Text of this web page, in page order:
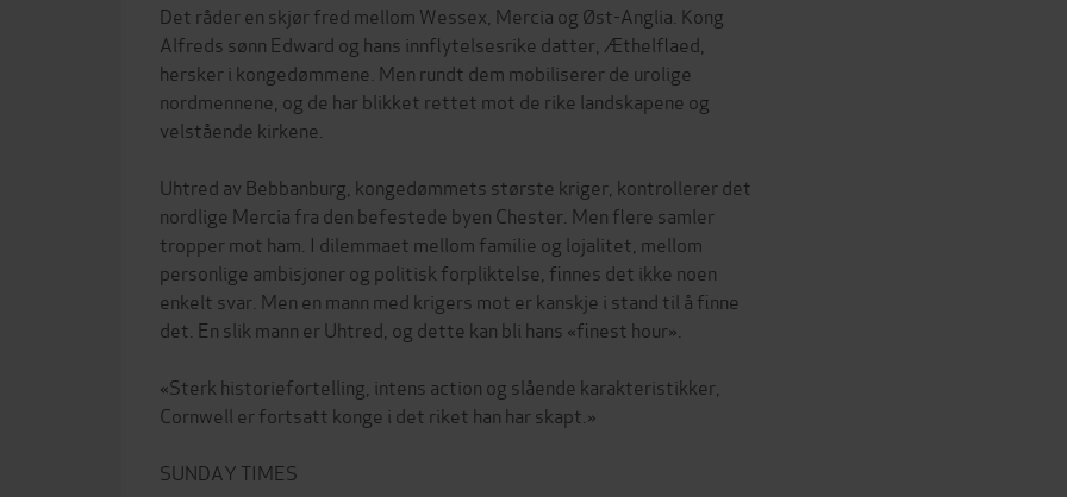
Det råder en skjør fred mellom Wessex, Mercia og Øst-Anglia. Kong
Alfreds sønn Edward og hans innflytelsesrike datter, Æthelflaed,
hersker i kongedømmene. Men rundt dem mobiliserer de urolige
nordmennene, og de har blikket rettet mot de rike landskapene og
velstående kirkene.
Uhtred av Bebbanburg, kongedømmets største kriger, kontrollerer det
nordlige Mercia fra den befestede byen Chester. Men flere samler
tropper mot ham. I dilemmaet mellom familie og lojalitet, mellom
personlige ambisjoner og politisk forpliktelse, finnes det ikke noen
enkelt svar. Men en mann med krigers mot er kanskje i stand til å finne
det. En slik mann er Uhtred, og dette kan bli hans «finest hour».
«Sterk historiefortelling, intens action og slående karakteristikker,
Cornwell er fortsatt konge i det riket han har skapt.»
SUNDAY TIMES